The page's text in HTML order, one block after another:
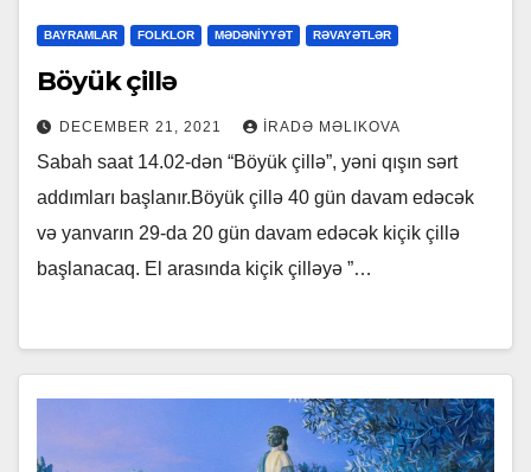
BAYRAMLAR FOLKLOR MƏDƏNİYYƏT RƏVAYƏTLƏR
Böyük çillə
DECEMBER 21, 2021 İRADƏ MƏLIKOVA
Sabah saat 14.02-dən “Böyük çillə”, yəni qışın sərt
addımları başlanır.Böyük çillə 40 gün davam edəcək
və yanvarın 29-da 20 gün davam edəcək kiçik çillə
başlanacaq. El arasında kiçik çilləyə ”…